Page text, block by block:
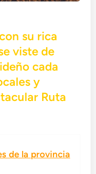
su rica
viste de
cada
y
Ruta
de la provincia